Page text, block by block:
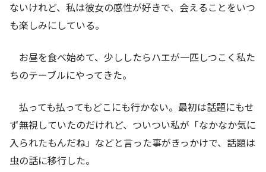
ないけれど、私は彼女の感性が好きで、会えることをいつ
も楽しみにしている。
お昼を食べ始めて、少ししたらハエが一匹しつこく私た
ちのテーブルにやってきた。
払っても払ってもどこにも行かない。最初は話題にもせ
ず無視していたのだけれど、ついつい私が「なかなか気に
入られたもんだね」などと言った事がきっかけで、話題は
虫の話に移行した。